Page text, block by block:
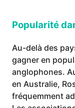
Popularité
Au-delà des
gagner en
anglophones.
en Australie,
fréquemment